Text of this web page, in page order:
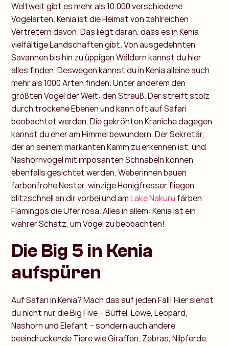
Weltweit gibt es mehr als 10.000 verschiedene
Vogelarten. Kenia ist die Heimat von zahlreichen
Vertretern davon. Das liegt daran, dass es in Kenia
vielfältige Landschaften gibt. Von ausgedehnten
Savannen bis hin zu üppigen Wäldern kannst du hier
alles finden. Deswegen kannst du in Kenia alleine auch
mehr als 1000 Arten finden. Unter anderem den
größten Vogel der Welt: den Strauß. Der streift stolz
durch trockene Ebenen und kann oft auf Safari
beobachtet werden. Die gekrönten Kraniche dagegen
kannst du eher am Himmel bewundern. Der Sekretär,
der an seinem markanten Kamm zu erkennen ist, und
Nashornvögel mit imposanten Schnäbeln können
ebenfalls gesichtet werden. Weberinnen bauen
farbenfrohe Nester, winzige Honigfresser fliegen
blitzschnell an dir vorbei und amLake Nakuru färben
Flamingos die Ufer rosa. Alles in allem: Kenia ist ein
wahrer Schatz, um Vögel zu beobachten!
Die Big 5 in Kenia
aufspüren
Auf Safari in Kenia? Mach das auf jeden Fall! Hier siehst
du nicht nur die Big Five – Büffel, Löwe, Leopard,
Nashorn und Elefant – sondern auch andere
beeindruckende Tiere wie Giraffen, Zebras, Nilpferde,